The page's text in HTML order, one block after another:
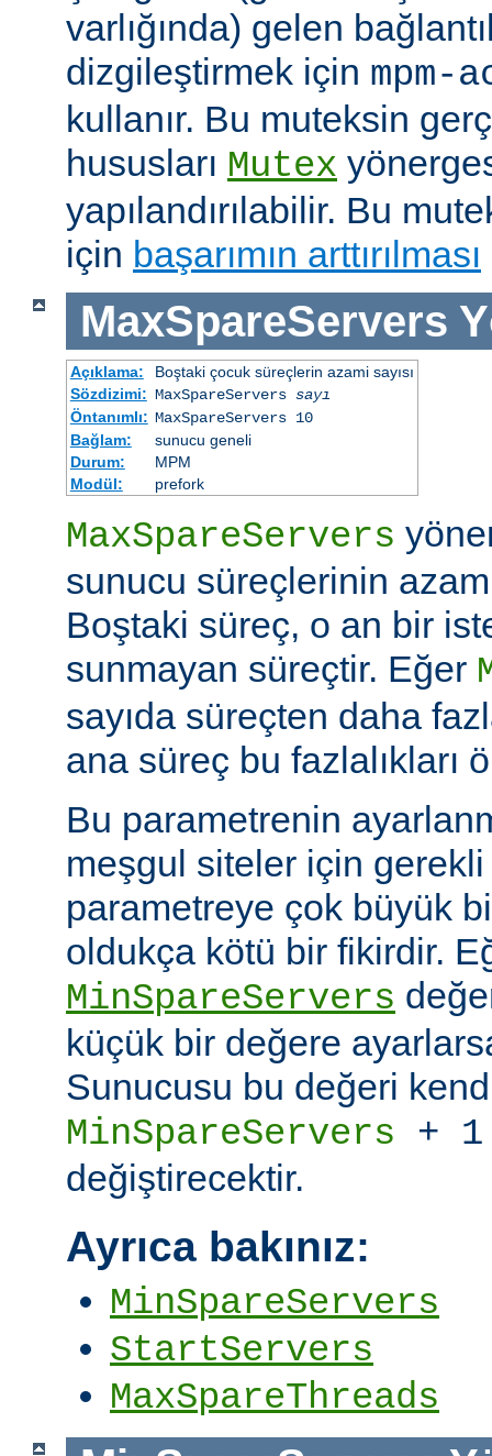
varlığında) gelen
dizgileştirmek için mpm-
kullanır. Bu muteksin
hususları Mutex
yapılandırılabilir. Bu
için başarımın arttırılması
MaxSpareServers
Açıklama:
Boştaki çocuk süreçlerin azami sayısı
Sözdizimi: MaxSpareServers sayı
Öntanımlı: MaxSpareServers 10
Bağlam:
sunucu geneli
Durum:
MPM
Modül:
prefork
MaxSpareServers
sunucu süreçlerinin
Boştaki süreç, o an bir
sunmayan süreçtir. Eğer
sayıda süreçten daha
ana süreç bu fazlalıkları
Bu parametrenin
meşgul siteler için
parametreye çok büyük
oldukça kötü bir fikirdir.
MinSpareServers
küçük bir değere
Sunucusu bu değeri
MinSpareServers + 1
değiştirecektir.
Ayrıca bakınız:
MinSpareServers
StartServers
MaxSpareThreads